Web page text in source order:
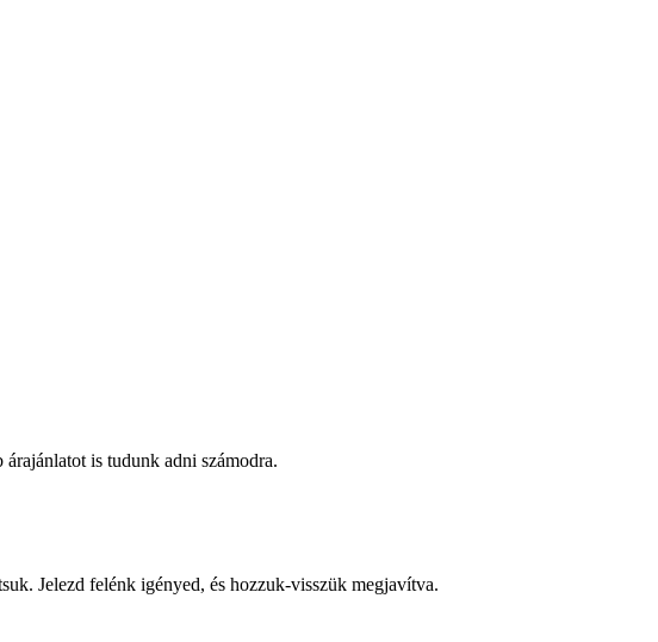
is tudunk adni számodra.
Jelezd felénk igényed, és hozzuk-visszük megjavítva.